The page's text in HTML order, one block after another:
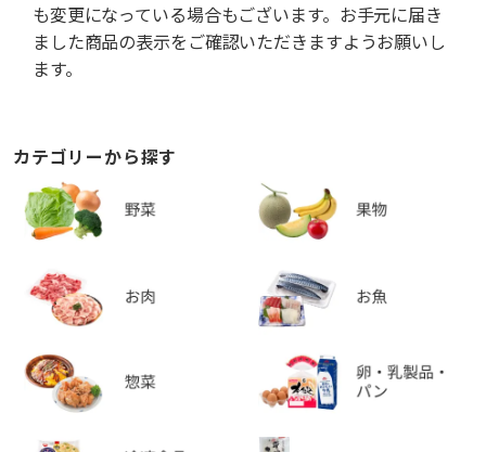
も変更になっている場合もございます。お手元に届き
ました商品の表示をご確認いただきますようお願いし
ます。
カテゴリーから探す